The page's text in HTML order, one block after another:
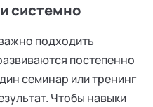
системно
подходить
постепенно
семинар или тренинг
Чтобы навыки